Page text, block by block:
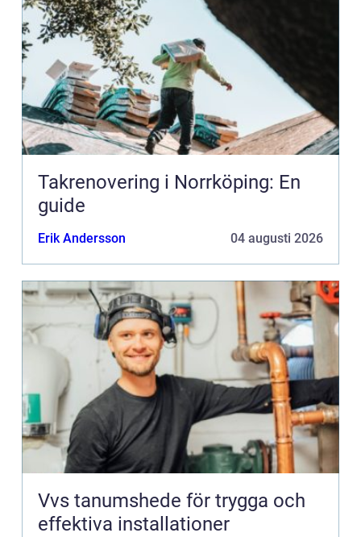
Takrenovering i Norrköping: En
guide
Erik Andersson 04 augusti 2026
Vvs tanumshede för trygga och
effektiva installationer